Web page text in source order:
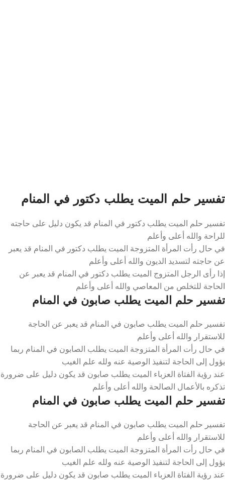
تفسير حلم الميت يطلب دكتور في المنام
تفسير حلم الميت يطلب دكتور في المنام قد يكون دليل على حاجته
للراحة والله أعلى وأعلم
في حال رأت المرأة المتزوجة الميت يطلب دكتور في المنام قد يعبر
عن حاجته لتسديد الديون والله أعلى وأعلم
إذا رأى الرجل المتزوج الميت يطلب دكتور في المنام قد يعبر عن
الحاجة للتخلص من المعاصي والله أعلى وأعلم
تفسير حلم الميت يطلب صابون في المنام
تفسير حلم الميت يطلب صابون في المنام قد يعبر عن الحاجة
للاستقرار والله أعلى وأعلم
في حال رأت المرأة المتزوجة الميت يطلب الصابون في المنام ربما
يؤول إلى الحاجة لتنفيذ الوصية عنه ولله علم الغيب
عند رؤية الفتاة العزباء الميت يطلب صابون قد يكون دليل على ضرورة
تذكره بالأعمال الصالحة والله أعلى وأعلم
تفسير حلم الميت يطلب صابون في المنام
تفسير حلم الميت يطلب صابون في المنام قد يعبر عن الحاجة
للاستقرار والله أعلى وأعلم
في حال رأت المرأة المتزوجة الميت يطلب الصابون في المنام ربما
يؤول إلى الحاجة لتنفيذ الوصية عنه ولله علم الغيب
عند رؤية الفتاة العزباء الميت يطلب صابون قد يكون دليل على ضرورة